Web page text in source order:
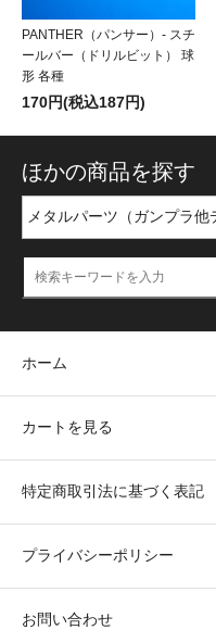
PANTHER（パンサー）- スチ
ールバー（ドリルビット） 球
形 各種
170円(税込187円)
ほかの商品を探す
ホーム
カートを見る
特定商取引法に基づく表記
プライバシーポリシー
お問い合わせ